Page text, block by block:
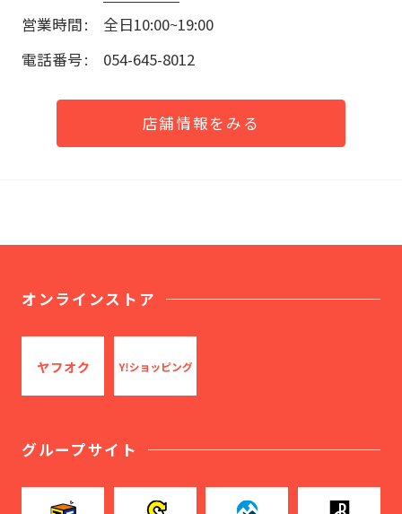
営業時間
全日10:00~19:00
電話番号
054-645-8012
店舗情報をみる
オンラインストア
グループサイト